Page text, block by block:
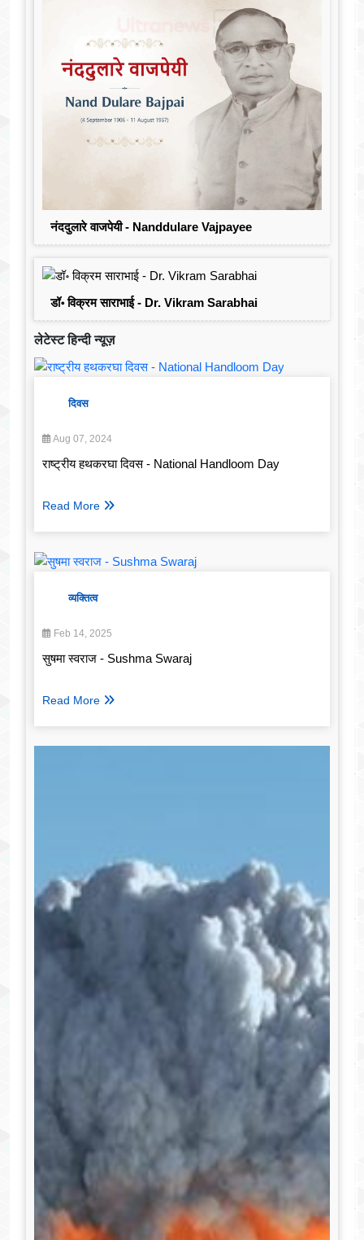
नंददुलारे वाजपेयी - Nanddulare Vajpayee
डॉ॰ विक्रम साराभाई - Dr. Vikram Sarabhai
लेटेस्ट हिन्दी न्यूज़
दिवस
Aug 07, 2024
राष्ट्रीय हथकरघा दिवस - National Handloom Day
Read More
व्यक्तित्व
Feb 14, 2025
सुषमा स्वराज - Sushma Swaraj
Read More